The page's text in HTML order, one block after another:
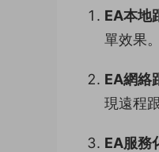
EA本地
單效果
EA網絡
現遠程
EA服務